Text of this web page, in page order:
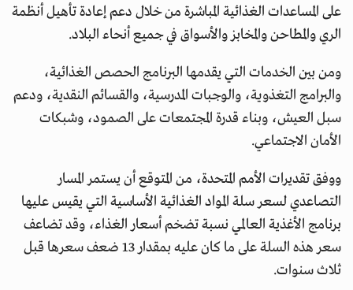
على المساعدات الغذائية المباشرة من خلال دعم إعادة تأهيل أنظمة
الري والمطاحن والمخابز والأسواق في جميع أنحاء البلاد.
ومن بين الخدمات التي يقدمها البرنامج الحصص الغذائية،
والبرامج التغذوية، والوجبات المدرسية، والقسائم النقدية، ودعم
سبل العيش، وبناء قدرة المجتمعات على الصمود، وشبكات
الأمان الاجتماعي.
ووفق تقديرات الأمم المتحدة، من المتوقع أن يستمر المسار
التصاعدي لسعر سلة المواد الغذائية الأساسية التي يقيس عليها
برنامج الأغذية العالمي نسبة تضخم أسعار الغذاء، وقد تضاعف
سعر هذه السلة على ما كان عليه بمقدار 13 ضعف سعرها قبل
ثلاث سنوات.